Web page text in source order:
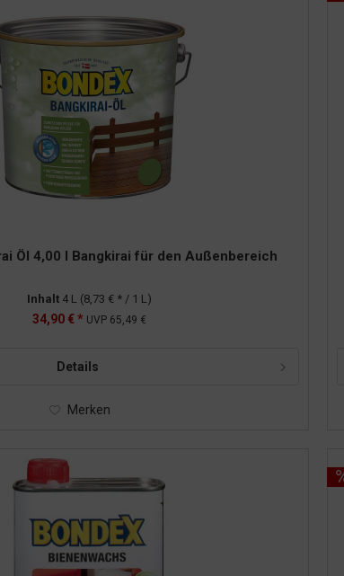
Öl 4,00 l Bangkirai für den Außenbereich
Inhalt 4 L (8,73 € * / 1 L)
34,90 € * UVP 65,49 €
Details
Merken